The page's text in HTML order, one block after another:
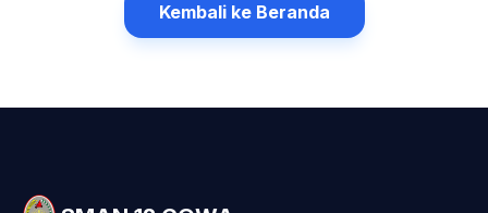
Kembali ke Beranda